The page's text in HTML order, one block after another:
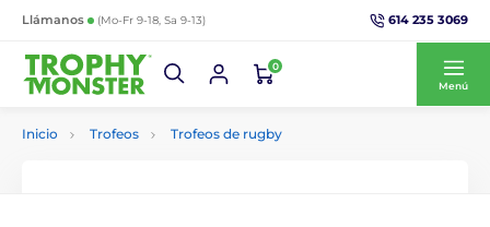
Llámanos (Mo-Fr 9-18, Sa 9-13) 614 235 3069
0
Menú
Inicio Trofeos Trofeos de rugby